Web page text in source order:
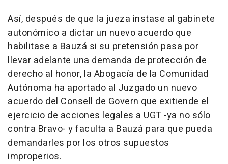
Así, después de que la jueza instase al gabinete
autonómico a dictar un nuevo acuerdo que
habilitase a Bauzá si su pretensión pasa por
llevar adelante una demanda de protección de
derecho al honor, la Abogacía de la Comunidad
Autónoma ha aportado al Juzgado un nuevo
acuerdo del Consell de Govern que exitiende el
ejercicio de acciones legales a UGT -ya no sólo
contra Bravo- y faculta a Bauzá para que pueda
demandarles por los otros supuestos
improperios.